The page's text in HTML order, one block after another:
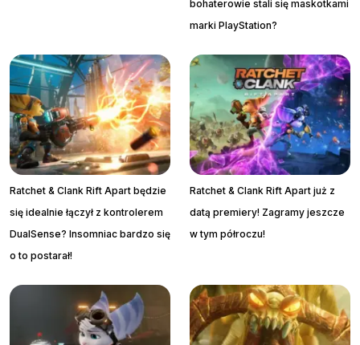
bohaterowie stali się maskotkami
marki PlayStation?
Ratchet & Clank Rift Apart będzie
się idealnie łączył z kontrolerem
DualSense? Insomniac bardzo się
o to postarał!
Ratchet & Clank Rift Apart już z
datą premiery! Zagramy jeszcze
w tym półroczu!